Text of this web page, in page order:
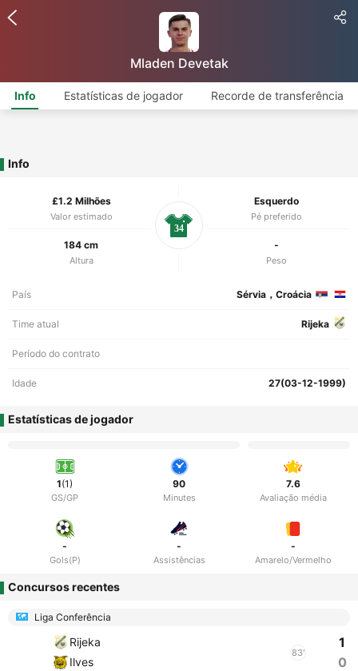
Mladen Devetak
Info Estatísticas de jogador Recorde de transferência
Info
£1.2 Milhões
Valor estimado
Esquerdo
Pé preferido
184 cm
Altura
-
Peso
34
País Sérvia，Croácia
Time atual Rijeka
Período do contrato
Idade 27(03-12-1999)
Estatísticas de jogador
1(1)
GS/GP
90
Minutes
7.6
Avaliação média
-
Gols(P)
-
Assistências
-
Amarelo/Vermelho
Concursos recentes
Liga Conferência
Rijeka
Ilves
83'
1
0